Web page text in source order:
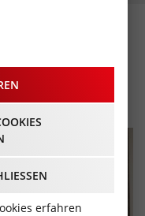
- Der
20:00 Uhr
erfahren